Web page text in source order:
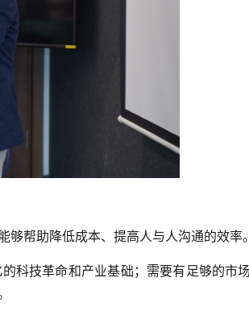
帮助降低成本、提高人与人沟通的效率。
科技革命和产业基础；需要有足够的市